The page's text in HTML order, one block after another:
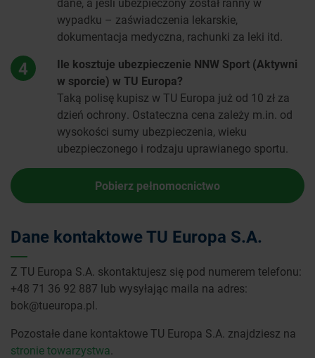
wypadku – zaświadczenia lekarskie,
dokumentacja medyczna, rachunki za leki itd.
4
Ile kosztuje ubezpieczenie NNW Sport (Aktywni
w sporcie) w TU Europa?
Taką polisę kupisz w TU Europa już od 10 zł za
dzień ochrony. Ostateczna cena zależy m.in. od
wysokości sumy ubezpieczenia, wieku
ubezpieczonego i rodzaju uprawianego sportu.
Pobierz pełnomocnictwo
Dane kontaktowe TU Europa S.A.
Z TU Europa S.A. skontaktujesz się pod numerem telefonu:
+48 71 36 92 887 lub wysyłając maila na adres:
bok@tueuropa.pl.
Pozostałe dane kontaktowe TU Europa S.A. znajdziesz na
stronie towarzystwa